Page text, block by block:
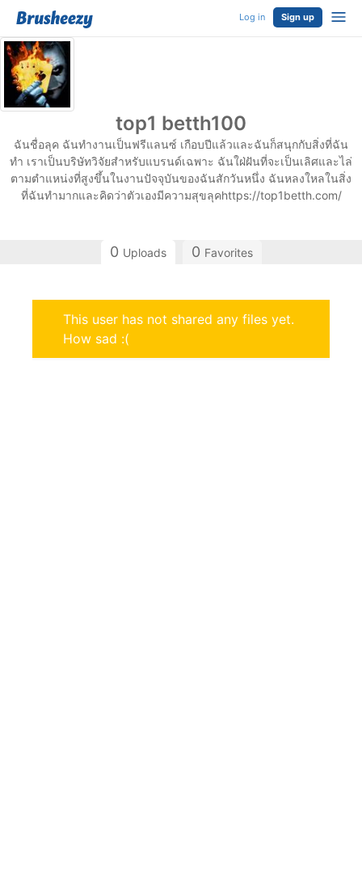
Log in Sign up
top1 betth100
ฉันชื่อลุค ฉันทำงานเป็นฟรีแลนซ์ เกือบปีแล้วและฉันก็สนุกกับสิ่งที่ฉัน
ทำ เราเป็นบริษัทวิจัยสำหรับแบรนด์เฉพาะ ฉันใฝ่ฝันที่จะเป็นเลิศและไล่
ตามตำแหน่งที่สูงขึ้นในงานปัจจุบันของฉันสักวันหนึ่ง ฉันหลงใหลในสิ่ง
ที่ฉันทำมากและคิดว่าตัวเองมีความสุขลุคhttps://top1betth.com/
0 Uploads 0 Favorites
This user has not shared any files yet.
How sad :(